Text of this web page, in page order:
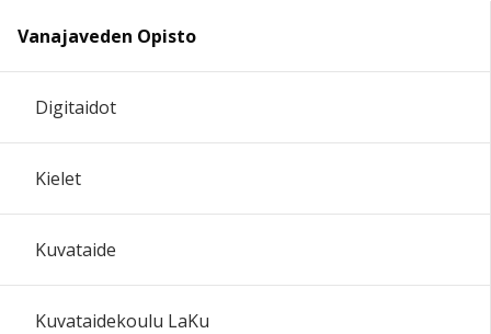
Vanajaveden Opisto
Digitaidot
Kielet
Kuvataide
Kuvataidekoulu LaKu